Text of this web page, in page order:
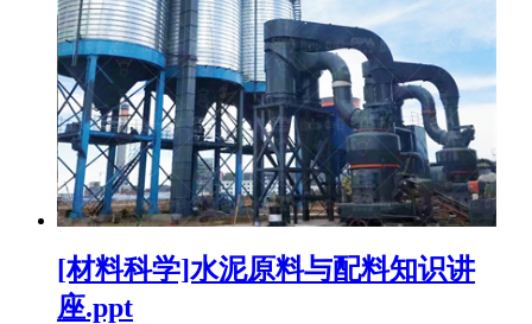
[材料科学]水泥原料与配料知识讲
座.ppt